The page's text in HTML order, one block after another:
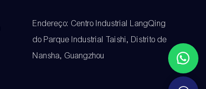
Endereço: Centro Industrial LangQing
do Parque Industrial Taishi, Distrito de
Nansha, Guangzhou